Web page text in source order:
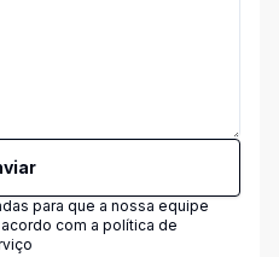
para que a nossa equipe
com a política de